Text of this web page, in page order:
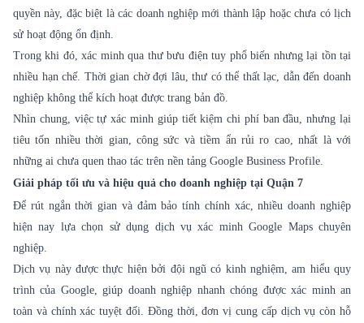
quyền này, đặc biệt là các doanh nghiệp mới thành lập hoặc chưa có lịch
sử hoạt động ổn định.
Trong khi đó, xác minh qua thư bưu điện tuy phổ biến nhưng lại tồn tại
nhiều hạn chế. Thời gian chờ đợi lâu, thư có thể thất lạc, dẫn đến doanh
nghiệp không thể kích hoạt được trang bản đồ.
Nhìn chung, việc tự xác minh giúp tiết kiệm chi phí ban đầu, nhưng lại
tiêu tốn nhiều thời gian, công sức và tiềm ẩn rủi ro cao, nhất là với
những ai chưa quen thao tác trên nền tảng Google Business Profile.
Giải pháp tối ưu và hiệu quả cho doanh nghiệp tại Quận 7
Để rút ngắn thời gian và đảm bảo tính chính xác, nhiều doanh nghiệp
hiện nay lựa chọn sử dụng dịch vụ xác minh Google Maps chuyên
nghiệp.
Dịch vụ này được thực hiện bởi đội ngũ có kinh nghiệm, am hiểu quy
trình của Google, giúp doanh nghiệp nhanh chóng được xác minh an
toàn và chính xác tuyệt đối. Đồng thời, đơn vị cung cấp dịch vụ còn hỗ